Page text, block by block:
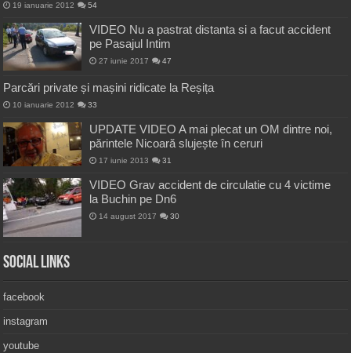
19 ianuarie 2012 54
VIDEO Nu a pastrat distanta si a facut accident
pe Pasajul Intim
27 iunie 2017 47
Parcări private și mașini ridicate la Reșița
10 ianuarie 2012 33
UPDATE VIDEO A mai plecat un OM dintre noi,
părintele Nicoară slujește în ceruri
17 iunie 2013 31
VIDEO Grav accident de circulatie cu 4 victime
la Buchin pe Dn6
14 august 2017 30
Social Links
facebook
instagram
youtube